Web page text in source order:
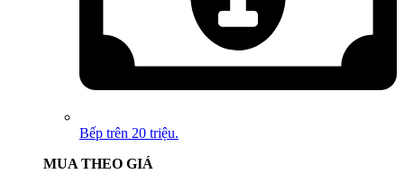
Bếp trên 20 triệu.
MUA THEO GIÁ